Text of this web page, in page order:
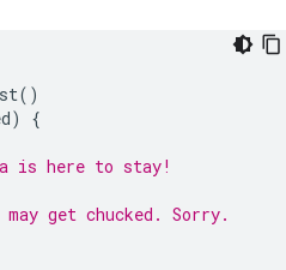
()
)
{
is here to stay!
get chucked. Sorry.